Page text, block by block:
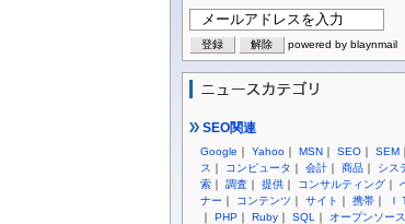
powered by blaynmail
SEO関連
Google ｜ Yahoo ｜ MSN ｜ SEO ｜ SEM
ス ｜ コンピュータ ｜ 会計 ｜ 商品 ｜ シス
索 ｜ 調査 ｜ 提供 ｜ コンサルティング ｜
ナー ｜ コンテンツ ｜ サイト ｜ 携帯 ｜ Ｉ
｜ PHP ｜ Ruby ｜ SQL ｜ オープンソース